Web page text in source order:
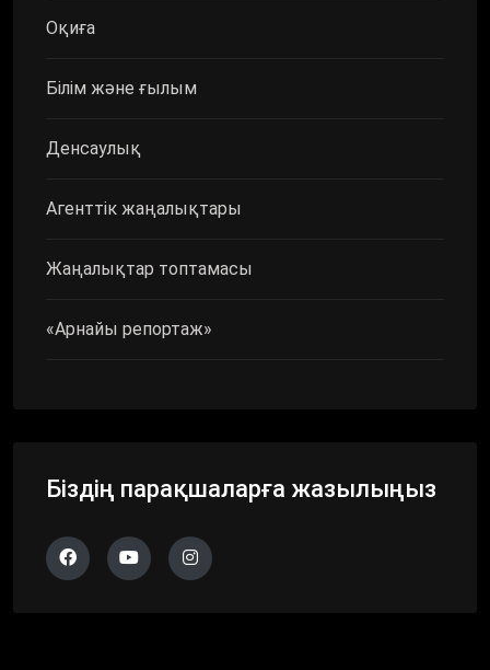
Оқиға
Білім және ғылым
Денсаулық
Агенттік жаңалықтары
Жаңалықтар топтамасы
«Арнайы репортаж»
Біздің парақшаларға жазылыңыз